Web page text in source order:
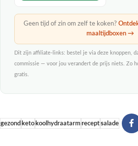
Geen tijd of zin om zelf te koken?
maaltijdboxen →
Dit zijn affiliate-links: bestel je via deze knoppen,
commissie — voor jou verandert de prijs niets. Zo
gratis.
gezond keto koolhydraatarm receptsalade